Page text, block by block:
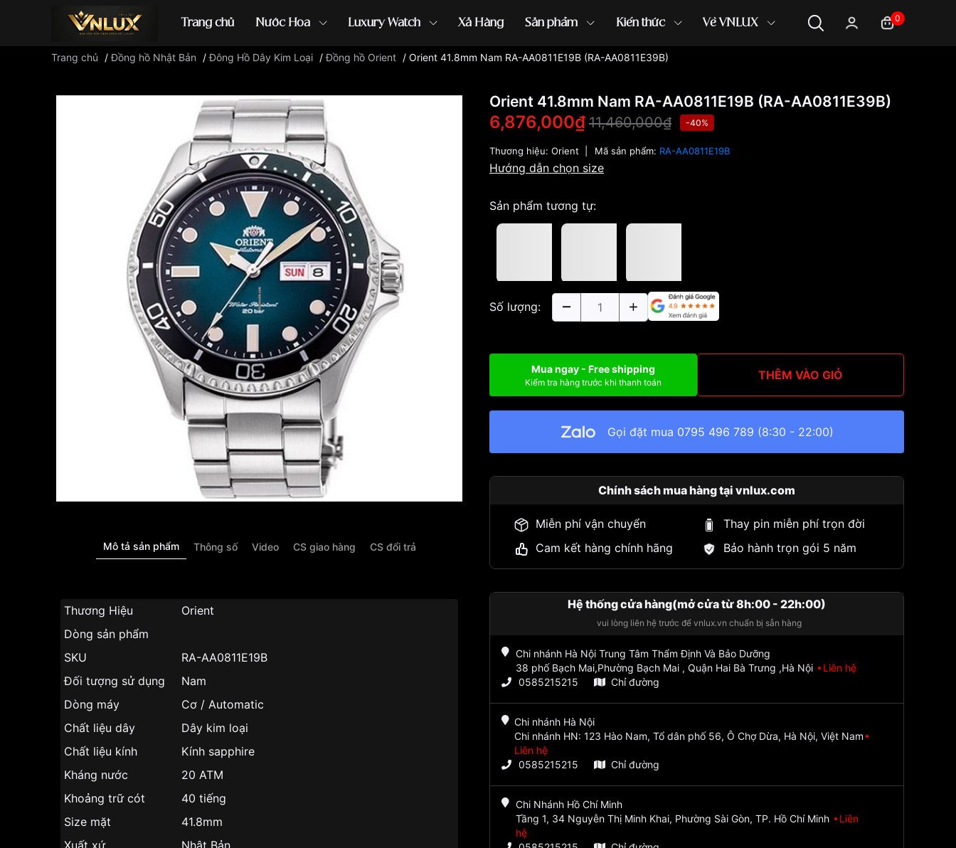
Trang chủ Nước Hoa Luxury Watch Xả Hàng Sản phẩm Kiến thức Về VNLUX 0
Đồng hồ casio đồng hồ G-Shock đồng hồ Orient ...
Trang chủ /Đồng hồ Nhật Bản /Đông Hồ Dây Kim Loại /Đồng hồ Orient / Orient 41.8mm Nam RA-AA0811E19B (RA-AA0811E39B)
Mô tả sản phẩm Thông số Video CS giao hàng CS đổi trả
Thương Hiệu
Orient
Dòng sản phẩm
SKU
RA-AA0811E19B
Đối tượng sử dụng
Nam
Dòng máy
Cơ / Automatic
Chất liệu dây
Dây kim loại
Chất liệu kính
Kính sapphire
Kháng nước
20 ATM
Khoảng trữ cót
40 tiếng
Size mặt
41.8mm
Xuất xứ
Nhật Bản
Orient 41.8mm Nam RA-AA0811E19B (RA-AA0811E39B)
6,876,000₫ 11,460,000₫ -40%
Thương hiệu: Orient Mã sản phẩm: RA-AA0811E19B
Hướng dẫn chọn size
Sản phẩm tương tự:
Số lượng:
Mua ngay - Free shipping
Kiểm tra hàng trước khi thanh toán THÊM VÀO GIỎ
Gọi đặt mua 0795 496 789 (8:30 - 22:00)
Chính sách mua hàng tại vnlux.com
Miễn phí vận chuyển
Thay pin miễn phí trọn đời
Cam kết hàng chính hãng
Bảo hành trọn gói 5 năm
Hệ thống cửa hàng(mở cửa từ 8h:00 - 22h:00)
vui lòng liên hệ trước để vnlux.vn chuẩn bị sẵn hàng
Chi nhánh Hà Nội Trung Tâm Thẩm Định Và Bảo Dưỡng
38 phố Bạch Mai,Phường Bạch Mai , Quận Hai Bà Trưng ,Hà Nội
Liên hệ
0585215215
Chỉ đường
Chi nhánh Hà Nội
Chi nhánh HN: 123 Hào Nam, Tổ dân phố 56, Ô Chợ Dừa, Hà Nội, Việt Nam
Liên hệ
0585215215
Chỉ đường
Chi Nhánh Hồ Chí Minh
Tầng 1, 34 Nguyễn Thị Minh Khai, Phường Sài Gòn, TP. Hồ Chí Minh
Liên
hệ